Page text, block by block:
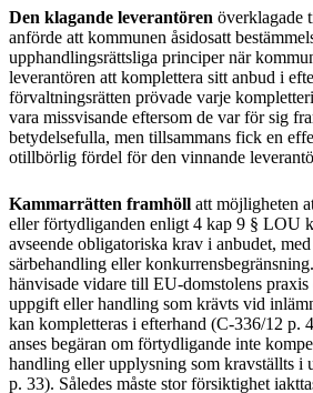
Den klagande leverantören överklagade
anförde att kommunen åsidosatt
upphandlingsrättsliga principer när
leverantören att komplettera sitt anbud i
förvaltningsrätten prövade varje
vara missvisande eftersom de var för sig
betydelsefulla, men tillsammans fick en
otillbörlig fördel för den vinnande
Kammarrätten framhöll att möjligheten
eller förtydliganden enligt 4 kap 9 § LOU
avseende obligatoriska krav i anbudet,
särbehandling eller
hänvisade vidare till EU-domstolens
uppgift eller handling som krävts vid
kan kompletteras i efterhand (C-336/12 p.
anses begäran om förtydligande inte
handling eller upplysning som kravställts i
p. 33). Således måste stor försiktighet